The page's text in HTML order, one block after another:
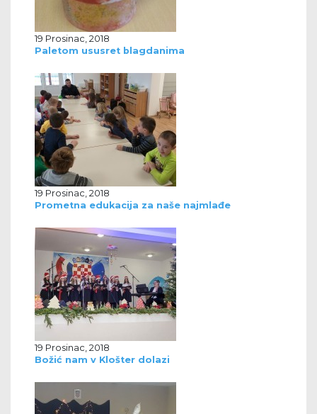
19 Prosinac, 2018
Paletom ususret blagdanima
19 Prosinac, 2018
Prometna edukacija za naše najmlađe
19 Prosinac, 2018
Božić nam v Klošter dolazi